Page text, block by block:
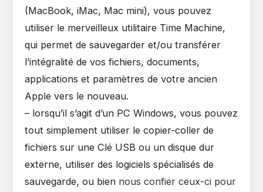
(MacBook, iMac, Mac mini), vous pouvez
utiliser le merveilleux utilitaire Time Machine,
qui permet de sauvegarder et/ou transférer
l’intégralité de vos fichiers, documents,
applications et paramètres de votre ancien
Apple vers le nouveau.
– lorsqu’il s’agit d’un PC Windows, vous pouvez
tout simplement utiliser le copier-coller de
fichiers sur une Clé USB ou un disque dur
externe, utiliser des logiciels spécialisés de
sauvegarde, ou bien nous confier ceux-ci pour